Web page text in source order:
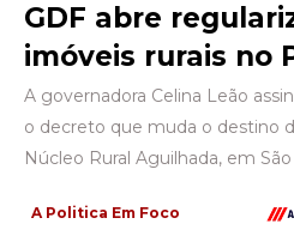
GDF abre
imóveis rurais no
A governadora Celina Leão
o decreto que muda o destino
Núcleo Rural Aguilhada, em São
A Politica Em Foco